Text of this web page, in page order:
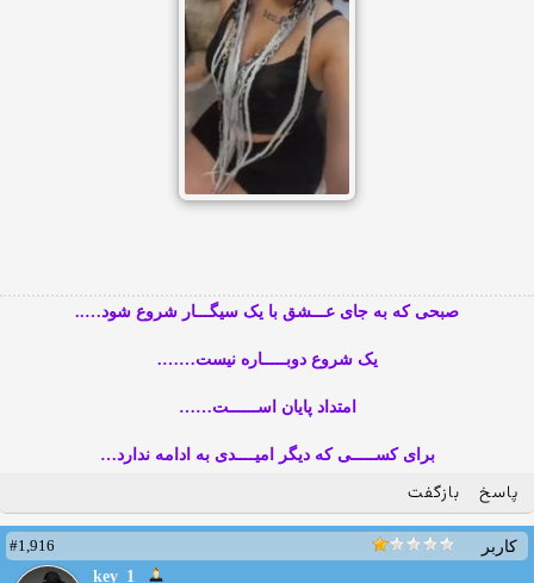
صبحی که به جای عـــشق با یک سیگـــار شروع شود…..
یک شروع دوبـــــاره نیست…….
امتداد پایان اســــــت……
برای کســـــی که دیگر امیــــدی به ادامه ندارد…
پاسخ بازگفت
کاربر
#1,916
key_1